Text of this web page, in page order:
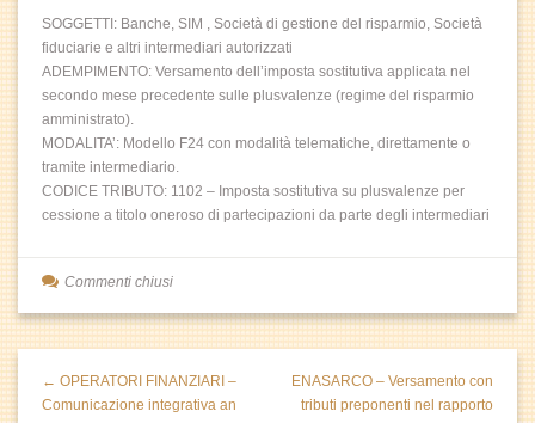
SOGGETTI: Banche, SIM , Società di gestione del risparmio, Società
fiduciarie e altri intermediari autorizzati
ADEMPIMENTO: Versamento dell’imposta sostitutiva applicata nel
secondo mese precedente sulle plusvalenze (regime del risparmio
amministrato).
MODALITA’: Modello F24 con modalità telematiche, direttamente o
tramite intermediario.
CODICE TRIBUTO: 1102 – Imposta sostitutiva su plusvalenze per
cessione a titolo oneroso di partecipazioni da parte degli intermediari
Commenti chiusi
← OPERATORI FINANZIARI –
Comunicazione integrativa an
ENASARCO – Versamento con
tributi preponenti nel rapporto